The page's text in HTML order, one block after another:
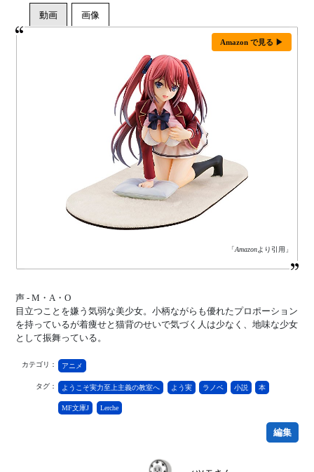
Amazon で見る ▶
「Amazonより引用」
声 - M・A・O
目立つことを嫌う気弱な美少女。小柄ながらも優れたプロポーション
を持っているが着痩せと猫背のせいで気づく人は少なく、地味な少女
として振舞っている。
カテゴリ： アニメ
タグ： ようこそ実力至上主義の教室へ よう実 ラノベ 小説 本
MF文庫J Lerche
編集